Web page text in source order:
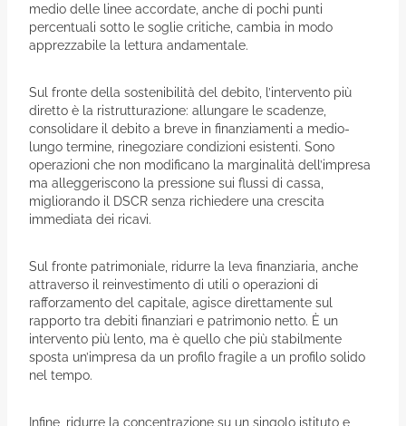
medio delle linee accordate, anche di pochi punti
percentuali sotto le soglie critiche, cambia in modo
apprezzabile la lettura andamentale.
Sul fronte della sostenibilità del debito, l’intervento più
diretto è la ristrutturazione: allungare le scadenze,
consolidare il debito a breve in finanziamenti a medio-
lungo termine, rinegoziare condizioni esistenti. Sono
operazioni che non modificano la marginalità dell’impresa
ma alleggeriscono la pressione sui flussi di cassa,
migliorando il DSCR senza richiedere una crescita
immediata dei ricavi.
Sul fronte patrimoniale, ridurre la leva finanziaria, anche
attraverso il reinvestimento di utili o operazioni di
rafforzamento del capitale, agisce direttamente sul
rapporto tra debiti finanziari e patrimonio netto. È un
intervento più lento, ma è quello che più stabilmente
sposta un’impresa da un profilo fragile a un profilo solido
nel tempo.
Infine, ridurre la concentrazione su un singolo istituto e